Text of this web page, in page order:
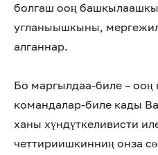
болгаш ооң
угланыышкыны,
алганнар.
Бо маргылдаа-биле –
командалар-биле кады
ханы хүндүткеливисти
четтириишкинниң онза